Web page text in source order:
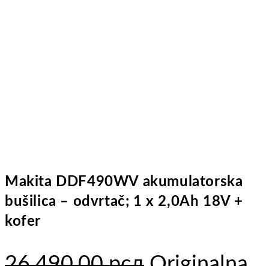
Makita DDF490WV akumulatorska
bušilica – odvrtač; 1 x 2,0Ah 18V +
kofer